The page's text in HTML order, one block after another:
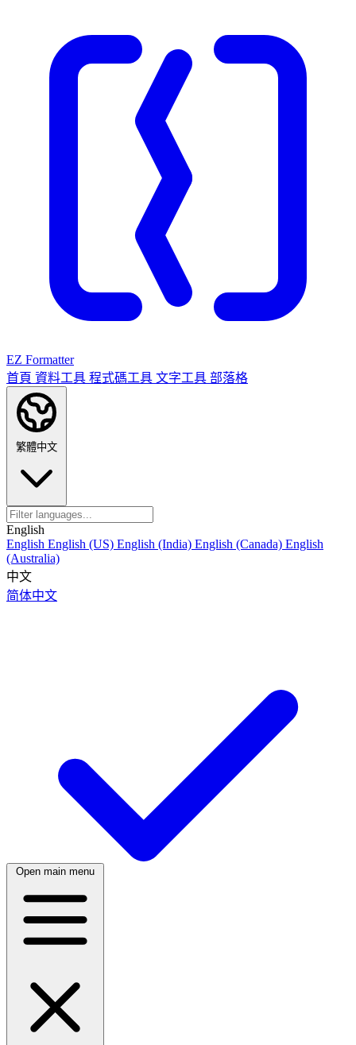
EZ Formatter
首頁 資料工具 程式碼工具 文字工具 部落格
繁體中文
English
English English (US) English (India) English (Canada) English
(Australia)
中文
简体中文
日本語
日本語
한국어
Open main menu